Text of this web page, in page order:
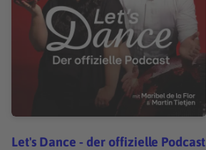
Let's Dance - der offizielle Podcast